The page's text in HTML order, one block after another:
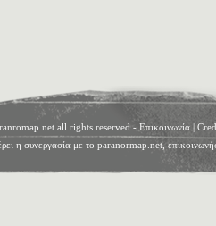
all rights reserved - Επικοινωνία |
η συνεργασία με το paranormap.net,